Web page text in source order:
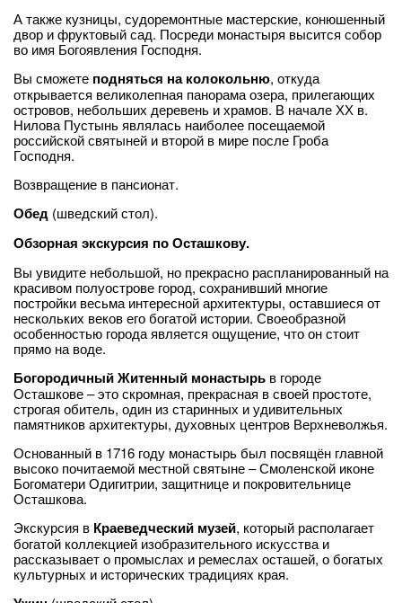
А также кузницы, судоремонтные мастерские, конюшенный
двор и фруктовый сад. Посреди монастыря высится собор
во имя Богоявления Господня.
Вы сможете подняться на колокольню, откуда
открывается великолепная панорама озера, прилегающих
островов, небольших деревень и храмов. В начале ХХ в.
Нилова Пустынь являлась наиболее посещаемой
российской святыней и второй в мире после Гроба
Господня.
Возвращение в пансионат.
Обед (шведский стол).
Обзорная экскурсия по Осташкову.
Вы увидите небольшой, но прекрасно распланированный на
красивом полуострове город, сохранивший многие
постройки весьма интересной архитектуры, оставшиеся от
нескольких веков его богатой истории. Своеобразной
особенностью города является ощущение, что он стоит
прямо на воде.
Богородичный Житенный монастырь в городе
Осташкове – это скромная, прекрасная в своей простоте,
строгая обитель, один из старинных и удивительных
памятников архитектуры, духовных центров Верхневолжья.
Основанный в 1716 году монастырь был посвящён главной
высоко почитаемой местной святыне – Смоленской иконе
Богоматери Одигитрии, защитнице и покровительнице
Осташкова.
Экскурсия в Краеведческий музей, который располагает
богатой коллекцией изобразительного искусства и
рассказывает о промыслах и ремеслах осташей, о богатых
культурных и исторических традициях края.